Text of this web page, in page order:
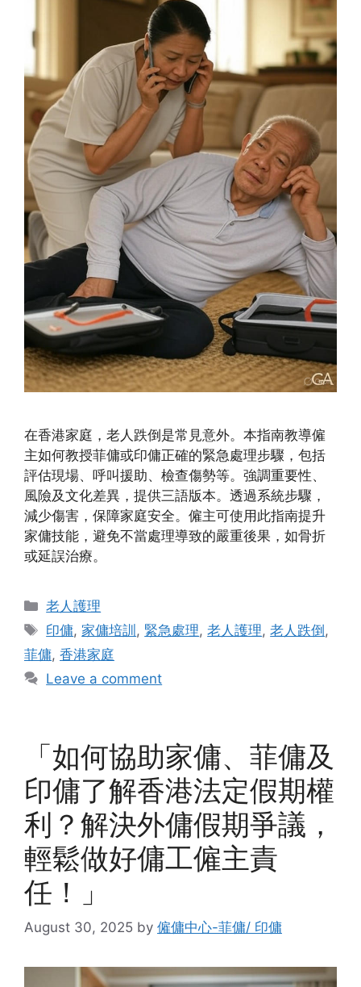
在香港家庭，老人跌倒是常見意外。本指南教導僱
主如何教授菲傭或印傭正確的緊急處理步驟，包括
評估現場、呼叫援助、檢查傷勢等。強調重要性、
風險及文化差異，提供三語版本。透過系統步驟，
減少傷害，保障家庭安全。僱主可使用此指南提升
家傭技能，避免不當處理導致的嚴重後果，如骨折
或延誤治療。
Categories
老人護理
Tags
印傭, 家傭培訓 , 緊急處理,老人護理,老人跌倒,
菲傭, 香港家庭
Leave a comment
「如何協助家傭、菲傭及
印傭了解香港法定假期權
利？解決外傭假期爭議，
輕鬆做好傭工僱主責
任！」
August 30, 2025 by 僱傭中心-菲傭/ 印傭